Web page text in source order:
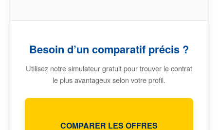
Besoin d’un comparatif précis ?
Utilisez notre simulateur gratuit pour trouver le contrat
le plus avantageux selon votre profil.
COMPARER LES OFFRES